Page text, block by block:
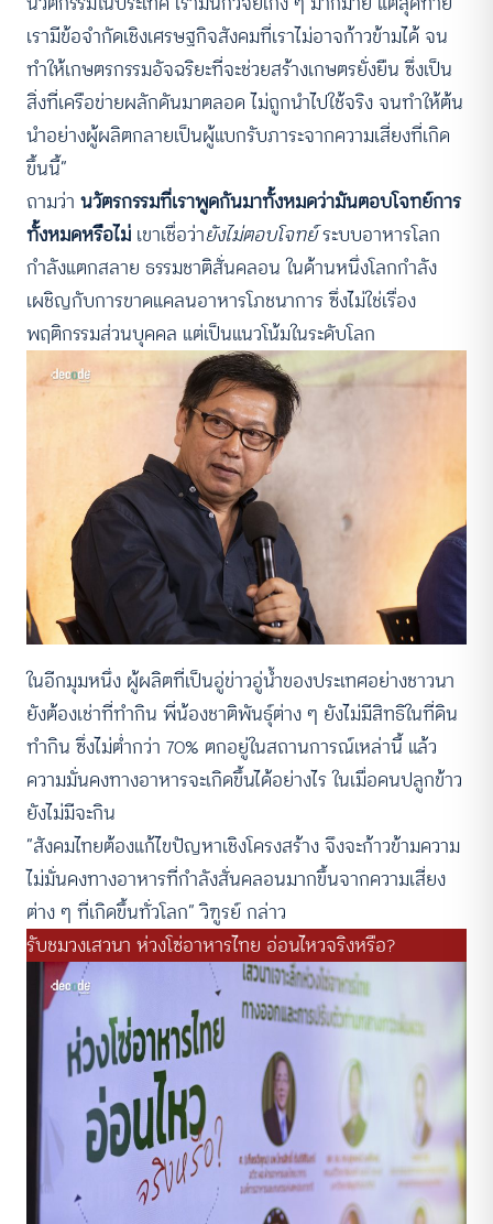
เรามีข้อจำกัดเชิงเศรษฐกิจสังคมที่เราไม่อาจก้าวข้ามได้ จน
ทำให้เกษตรกรรมอัจฉริยะที่จะช่วยสร้างเกษตรยั่งยืน ซึ่งเป็น
สิ่งที่เครือข่ายผลักดันมาตลอด ไม่ถูกนำไปใช้จริง จนทำให้ต้น
นำอย่างผู้ผลิตกลายเป็นผู้แบกรับภาระจากความเสี่ยงที่เกิด
ขึ้นนี้”
ถามว่า นวัตรกรรมที่เราพูดกันมาทั้งหมดว่ามันตอบโจทย์การ
ทั้งหมดหรือไม่ เขาเชื่อว่ายังไม่ตอบโจทย์ระบบอาหารโลก
กำลังแตกสลาย ธรรมชาติสั่นคลอน ในด้านหนึ่งโลกกำลัง
เผชิญกับการขาดแคลนอาหารโภชนาการ ซึ่งไม่ใช่เรื่อง
พฤติกรรมส่วนบุคคล แต่เป็นแนวโน้มในระดับโลก
ในอีกมุมหนึ่ง ผู้ผลิตที่เป็นอู่ข่าวอู่น้ำของประเทศอย่างชาวนา
ยังต้องเช่าที่ทำกิน พี่น้องชาติพันธุ์ต่าง ๆ ยังไม่มีสิทธิในที่ดิน
ทำกิน ซึ่งไม่ต่ำกว่า 70% ตกอยู่ในสถานการณ์เหล่านี้ แล้ว
ความมั่นคงทางอาหารจะเกิดขึ้นได้อย่างไร ในเมื่อคนปลูกข้าว
ยังไม่มีจะกิน
“สังคมไทยต้องแก้ไขปัญหาเชิงโครงสร้าง จึงจะก้าวข้ามความ
ไม่มั่นคงทางอาหารที่กำลังสั่นคลอนมากขึ้นจากความเสี่ยง
ต่าง ๆ ที่เกิดขึ้นทั่วโลก” วิฑูรย์ กล่าว
รับชมวงเสวนา ห่วงโซ่อาหารไทย อ่อนไหวจริงหรือ?